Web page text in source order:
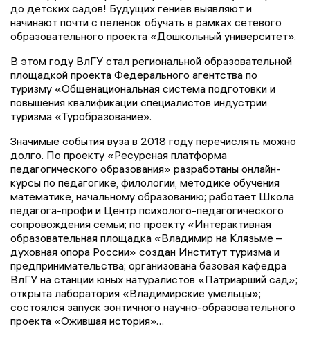
до детских садов! Будущих гениев выявляют и
начинают почти с пеленок обучать в рамках сетевого
образовательного проекта «Дошкольный университет».
В этом году ВлГУ стал региональной образовательной
площадкой проекта Федерального агентства по
туризму «Общенациональная система подготовки и
повышения квалификации специалистов индустрии
туризма «Туробразование».
Значимые события вуза в 2018 году перечислять можно
долго. По проекту «Ресурсная платформа
педагогического образования» разработаны онлайн-
курсы по педагогике, филологии, методике обучения
математике, начальному образованию; работает Школа
педагога-профи и Центр психолого-педагогического
сопровождения семьи; по проекту «Интерактивная
образовательная площадка «Владимир на Клязьме –
духовная опора России» создан Институт туризма и
предпринимательства; организована базовая кафедра
ВлГУ на станции юных натуралистов «Патриарший сад»;
открыта лаборатория «Владимирские умельцы»;
состоялся запуск зонтичного научно-образовательного
проекта «Ожившая история»…